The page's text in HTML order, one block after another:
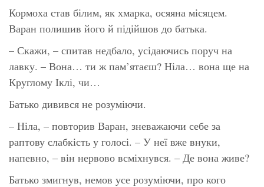
Кормоха став білим, як хмарка, осяяна місяцем.
Варан полишив його й підійшов до батька.
– Скажи, – спитав недбало, усідаючись поруч на
лавку. – Вона… ти ж пам’ятаєш? Ніла… вона ще на
Круглому Іклі, чи…
Батько дивився не розуміючи.
– Ніла, – повторив Варан, зневажаючи себе за
раптову слабкість у голосі. – У неї вже внуки,
напевно, – він нервово всміхнувся. – Де вона живе?
Батько змигнув, немов усе розуміючи, про кого